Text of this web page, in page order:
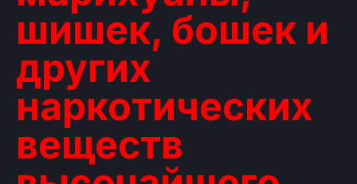
шишек, бошек и
других
наркотических
веществ